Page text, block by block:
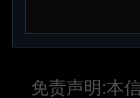
免责声明:本